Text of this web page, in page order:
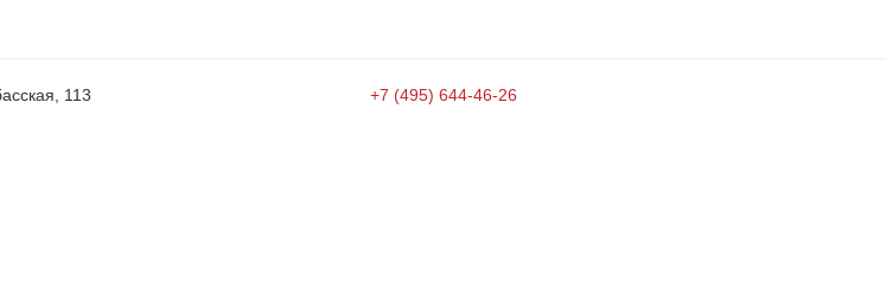
113 +7 (495) 644-46-26